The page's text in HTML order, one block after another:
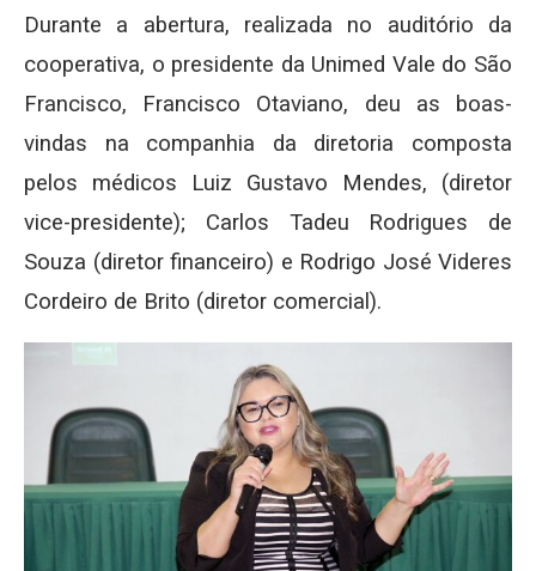
Durante a abertura, realizada no auditório da
cooperativa, o presidente da Unimed Vale do São
Francisco, Francisco Otaviano, deu as boas-
vindas na companhia da diretoria composta
pelos médicos Luiz Gustavo Mendes, (diretor
vice-presidente); Carlos Tadeu Rodrigues de
Souza (diretor financeiro) e Rodrigo José Videres
Cordeiro de Brito (diretor comercial).